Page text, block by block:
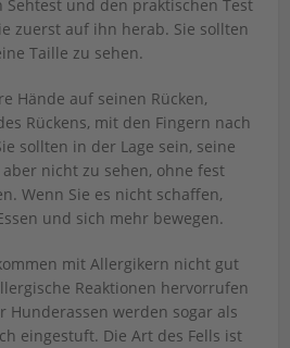
Sehtest und den praktischen Test
zuerst auf ihn herab. Sie sollten
Taille zu sehen.
Hände auf seinen Rücken,
Rückens, mit den Fingern nach
sollten in der Lage sein, seine
nicht zu sehen, ohne fest
Wenn Sie es nicht schaffen,
und sich mehr bewegen.
mit Allergikern nicht gut
Reaktionen hervorrufen
Hunderassen werden sogar als
eingestuft. Die Art des Fells ist